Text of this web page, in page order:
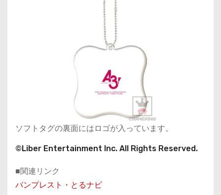
ソフトタグの裏面にはロゴが入っています。
©Liber Entertainment Inc. All Rights Reserved.
■関連リンク
バンプレスト・とるナビ